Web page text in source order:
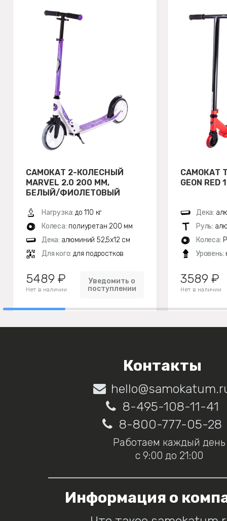
САМОКАТ 2-КОЛЕСНЫЙ
MARVEL 2.0 200 ММ,
БЕЛЫЙ/ФИОЛЕТОВЫЙ
Нагрузка: до 110 кг
Колеса: полиуретан 200 мм
Дека: алюминий 52,5х12 см
Для кого: для подростков
5489 ₽
Нет в наличии
Уведомить о
поступлении
САМОКАТ
GEON
Дека:
Руль:
Колеса:
Уровень:
3589 ₽
Нет в наличии
Контакты
8-495-108-11-41
8-800-777-05-28
Работаем каждый день
с 9:00 до 21:00
Информация о